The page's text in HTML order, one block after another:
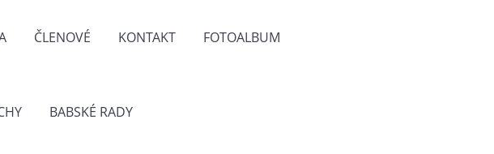
ČLENOVÉ KONTAKT FOTOALBUM
BABSKÉ RADY